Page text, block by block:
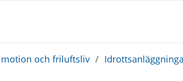
och friluftsliv /